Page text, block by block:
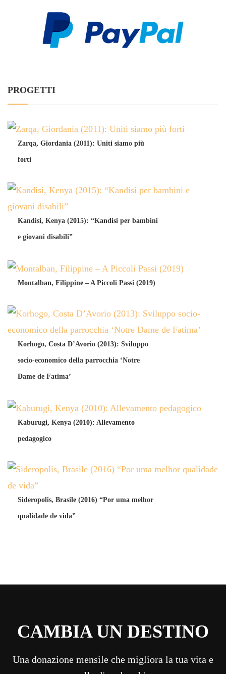
PROGETTI
Zarqa, Giordania (2011): Uniti siamo più
forti
Kandisi, Kenya (2015): “Kandisi per bambini
e giovani disabili”
Montalban, Filippine – A Piccoli Passi (2019)
Korhogo, Costa D’Avorio (2013): Sviluppo
socio-economico della parrocchia ‘Notre
Dame de Fatima’
Kaburugi, Kenya (2010): Allevamento
pedagogico
Sideropolis, Brasile (2016) “Por uma melhor
qualidade de vida”
CAMBIA UN DESTINO
Una donazione mensile che migliora la tua vita e